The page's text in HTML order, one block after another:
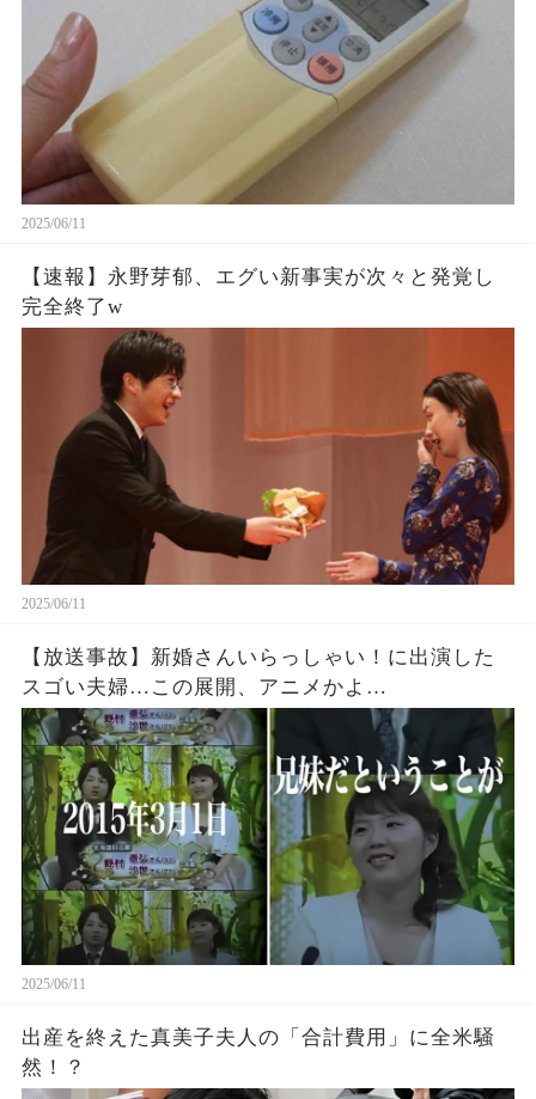
2025/06/11
【速報】永野芽郁、エグい新事実が次々と発覚し
完全終了w
2025/06/11
【放送事故】新婚さんいらっしゃい！に出演した
スゴい夫婦…この展開、アニメかよ…
2025/06/11
出産を終えた真美子夫人の「合計費用」に全米騒
然！？